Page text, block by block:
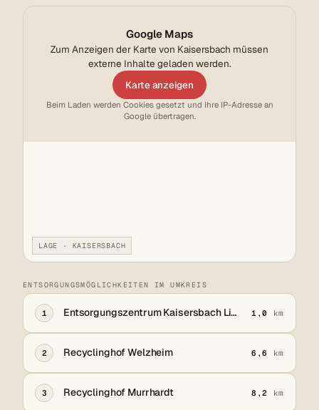
Google Maps
Zum Anzeigen der Karte von Kaisersbach müssen
externe Inhalte geladen werden.
Karte anzeigen
Beim Laden werden Cookies gesetzt und Ihre IP-Adresse an
Google übertragen.
LAGE · KAISERSBACH
ENTSORGUNGSMÖGLICHKEITEN IM UMKREIS
1 Entsorgungszentrum Kaisersbach Lichte 1,0 km
2 Recyclinghof Welzheim 6,6 km
3 Recyclinghof Murrhardt 8,2 km